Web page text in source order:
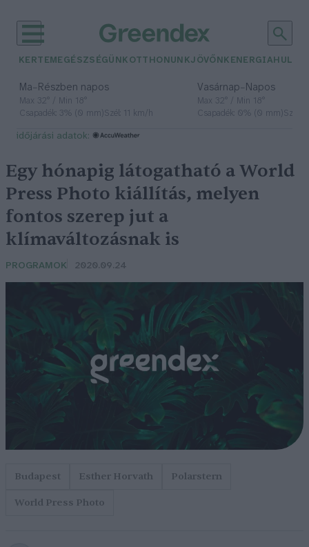
KERTEM EGÉSZSÉGÜNK OTTHONUNKJÖVŐNK ENERGIA
Ma– Részben napos
Max 32° / Min 18°
Csapadék: 3% (0 mm)Szél: 11 km/h
Vasárnap– Napos
Max 32° / Min 18°
Csapadék: 0% (0 mm)Szél:
időjárási adatok:
Egy hónapig látogatható a World
Press Photo kiállítás, melyen
fontos szerep jut a
klímaváltozásnak is
PROGRAMOK 2020.09.24
Budapest Esther Horvath
Polarstern
World Press Photo